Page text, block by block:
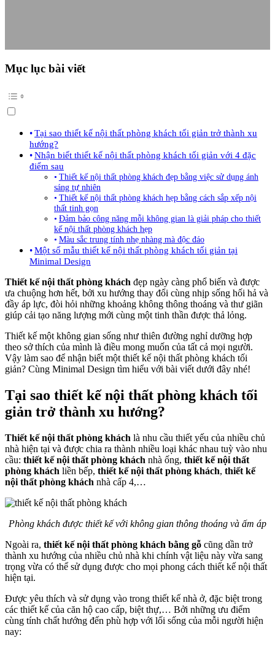
Mục lục bài viết
Tại sao thiết kế nội thất phòng khách tối giản trở thành xu
hướng?
Nhận biết thiết kế nội thất phòng khách tối giản với 4 đặc
điểm sau
Thiết kế nội thất phòng khách đẹp bằng việc sử dụng ánh
sáng tự nhiên
Thiết kế nội thất phòng khách hẹp bằng cách sắp xếp nội
thất tinh gọn
Đảm bảo công năng mỗi không gian là giải pháp cho thiết
kế nội thất phòng khách hẹp
Màu sắc trung tính nhẹ nhàng mà độc đáo
Một số mẫu thiết kế nội thất phòng khách tối giản tại
Minimal Design
Thiết kế nội thất phòng khách đẹp ngày càng phổ biến và được
ưa chuộng hơn hết, bởi xu hướng thay đổi cùng nhịp sống hối hả và
đầy áp lực, đòi hỏi những khoảng không thông thoáng và thư giãn
giúp cải tạo năng lượng mới cùng một tinh thần được thả lỏng.
Thiết kế một không gian sống như thiên đường nghỉ dưỡng hợp
theo sở thích của mình là điều mong muốn của tất cả mọi người.
Vậy làm sao để nhận biết một thiết kế nội thất phòng khách tối
giản? Cùng Minimal Design tìm hiểu với bài viết dưới đây nhé!
Tại sao thiết kế nội thất phòng khách tối
giản trở thành xu hướng?
Thiết kế nội thất phòng khách là nhu cầu thiết yếu của nhiều chủ
nhà hiện tại và được chia ra thành nhiều loại khác nhau tuỳ vào nhu
cầu: thiết kế nội thất phòng khách nhà ống, thiết kế nội thất
phòng khách liền bếp, thiết kế nội thất phòng khách, thiết kế
nội thất phòng khách nhà cấp 4,…
Phòng khách được thiết kế với không gian thông thoáng và ấm áp
Ngoài ra, thiết kế nội thất phòng khách bằng gỗ cũng dần trở
thành xu hướng của nhiều chủ nhà khi chính vật liệu này vừa sang
trọng vừa có thể sử dụng được cho mọi phong cách thiết kế nội thất
hiện tại.
Được yêu thích và sử dụng vào trong thiết kế nhà ở, đặc biệt trong
các thiết kế của căn hộ cao cấp, biệt thự,… Bởi những ưu điểm
cùng tính chất hướng đến phù hợp với lối sống của mỗi người hiện
nay: